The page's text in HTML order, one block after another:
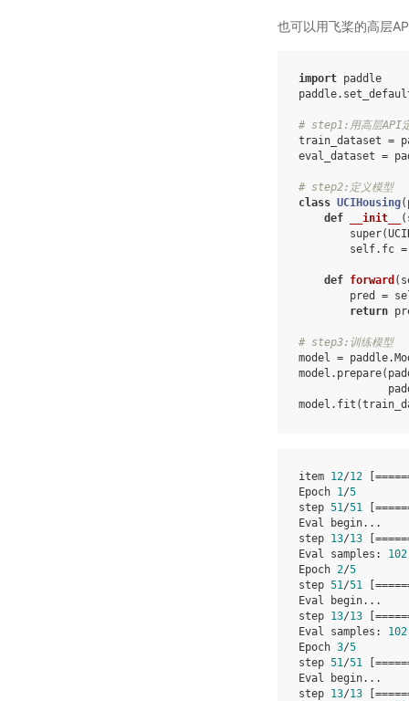
也可以用飞桨的高层
import paddle
paddle.
# step1:用高层API定
train_dataset =
eval_dataset =
# step2:定义模型
class UCIHousing(
def
__init__ (
super(
self. fc =
def forward (
pred
=
return
# step3:训练模型
model
= paddle.
model . prepare(
model . fit (
item 12/12 [
Epoch 1 /5
step 51 /51 [
Eval
begin...
step 13/13 [
Eval
samples :
102
Epoch 2/5
step 51 /51 [
Eval
begin...
step 13/13 [
Eval
samples :
102
Epoch 3/5
step 51 /51 [
Eval
begin...
step 13/13 [